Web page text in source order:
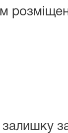
залишку